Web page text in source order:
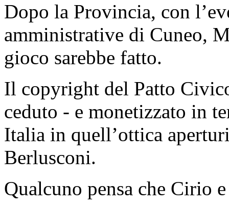
Dopo la Provincia, con
amministrative di Cuneo,
gioco sarebbe fatto.
Il copyright del Patto
ceduto - e monetizzato in
Italia in quell’ottica
Berlusconi.
Qualcuno pensa che Cirio